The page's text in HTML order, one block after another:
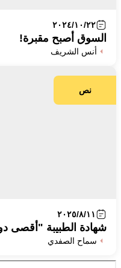
٢٠٢٤/١٠/٢٢
السوق أصبح مقبرة!
أنس الشريف
نص
٢٠٢٥/٨/١١
شهادة الطبيبة "أقصى
سماح الصفدي